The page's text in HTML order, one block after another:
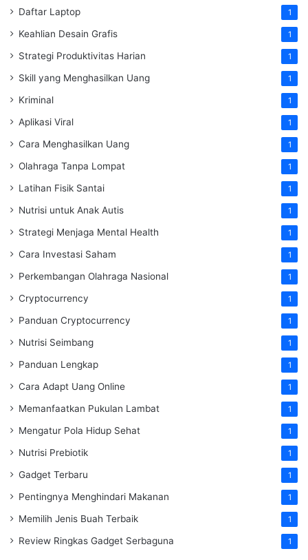
Daftar Laptop 1
Keahlian Desain Grafis 1
Strategi Produktivitas Harian 1
Skill yang Menghasilkan Uang 1
Kriminal 1
Aplikasi Viral 1
Cara Menghasilkan Uang 1
Olahraga Tanpa Lompat 1
Latihan Fisik Santai 1
Nutrisi untuk Anak Autis 1
Strategi Menjaga Mental Health 1
Cara Investasi Saham 1
Perkembangan Olahraga Nasional 1
Cryptocurrency 1
Panduan Cryptocurrency 1
Nutrisi Seimbang 1
Panduan Lengkap 1
Cara Adapt Uang Online 1
Memanfaatkan Pukulan Lambat 1
Mengatur Pola Hidup Sehat 1
Nutrisi Prebiotik 1
Gadget Terbaru 1
Pentingnya Menghindari Makanan 1
Memilih Jenis Buah Terbaik 1
Review Ringkas Gadget Serbaguna 1